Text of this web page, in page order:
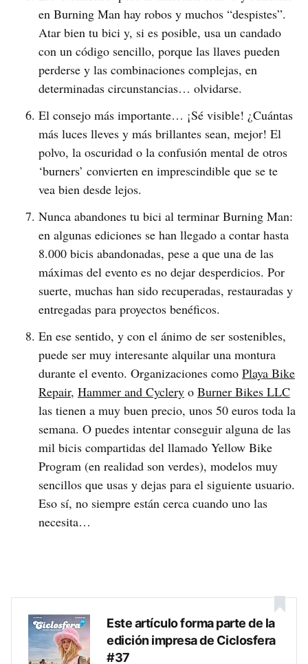
en Burning Man hay robos y muchos “despistes”.
Atar bien tu bici y, si es posible, usa un candado
con un código sencillo, porque las llaves pueden
perderse y las combinaciones complejas, en
determinadas circunstancias… olvidarse.
El consejo más importante… ¡Sé visible! ¿Cuántas
más luces lleves y más brillantes sean, mejor! El
polvo, la oscuridad o la confusión mental de otros
‘burners’ convierten en imprescindible que se te
vea bien desde lejos.
Nunca abandones tu bici al terminar Burning Man:
en algunas ediciones se han llegado a contar hasta
8.000 bicis abandonadas, pese a que una de las
máximas del evento es no dejar desperdicios. Por
suerte, muchas han sido recuperadas, restauradas y
entregadas para proyectos benéficos.
En ese sentido, y con el ánimo de ser sostenibles,
puede ser muy interesante alquilar una montura
durante el evento. Organizaciones como Playa Bike
Repair, Hammer and Cyclery o Burner Bikes LLC
las tienen a muy buen precio, unos 50 euros toda la
semana. O puedes intentar conseguir alguna de las
mil bicis compartidas del llamado Yellow Bike
Program (en realidad son verdes), modelos muy
sencillos que usas y dejas para el siguiente usuario.
Eso sí, no siempre están cerca cuando uno las
necesita…
Este artículo forma parte de la
edición impresa de Ciclosfera
#37